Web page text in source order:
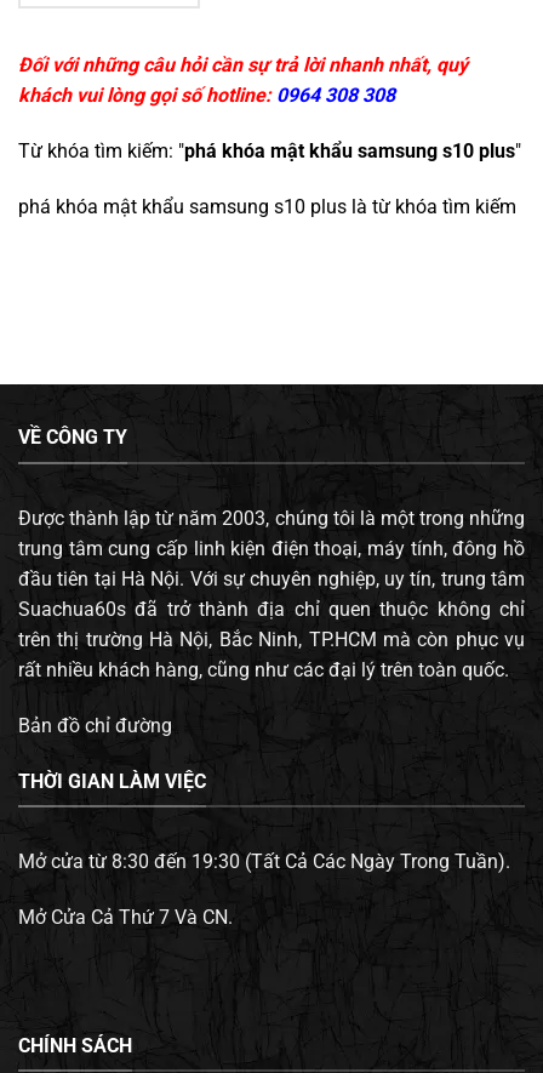
Đối với những câu hỏi cần sự trả lời nhanh nhất, quý
khách vui lòng gọi số hotline: 0964 308 308
Từ khóa tìm kiếm: "phá khóa mật khẩu samsung s10 plus"
phá khóa mật khẩu samsung s10 plus là từ khóa tìm kiếm
VỀ CÔNG TY
Được thành lập từ năm 2003, chúng tôi là một trong những
trung tâm cung cấp linh kiện điện thoại, máy tính, đông hồ
đầu tiên tại Hà Nội. Với sự chuyên nghiệp, uy tín, trung tâm
Suachua60s đã trở thành địa chỉ quen thuộc không chỉ
trên thị trường Hà Nội, Bắc Ninh, TP.HCM mà còn phục vụ
rất nhiều khách hàng, cũng như các đại lý trên toàn quốc.
Bản đồ chỉ đường
THỜI GIAN LÀM VIỆC
Mở cửa từ 8:30 đến 19:30 (Tất Cả Các Ngày Trong Tuần).
Mở Cửa Cả Thứ 7 Và CN.
CHÍNH SÁCH